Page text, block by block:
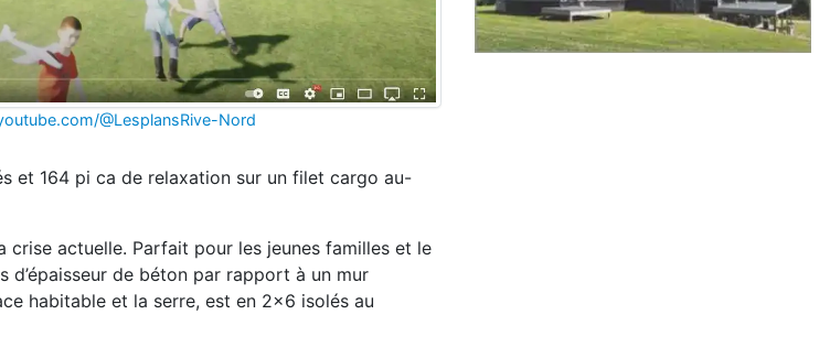
@LesplansRive-Nord
et 164 pi ca de relaxation sur un filet cargo au-
actuelle. Parfait pour les jeunes familles et le
de béton par rapport à un mur
habitable et la serre, est en 2x6 isolés au